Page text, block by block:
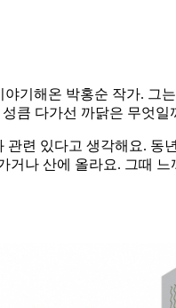
기해온 박홍순 작가.
큼 다가선 까닭은 무엇일
련 있다고 생각해요.
나 산에 올라요. 그때